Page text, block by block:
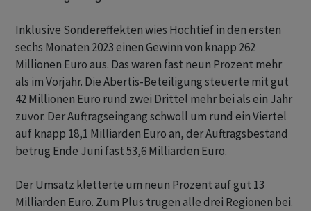
Inklusive Sondereffekten wies Hochtief in den ersten
sechs Monaten 2023 einen Gewinn von knapp 262
Millionen Euro aus. Das waren fast neun Prozent mehr
als im Vorjahr. Die Abertis-Beteiligung steuerte mit gut
42 Millionen Euro rund zwei Drittel mehr bei als ein Jahr
zuvor. Der Auftragseingang schwoll um rund ein Viertel
auf knapp 18,1 Milliarden Euro an, der Auftragsbestand
betrug Ende Juni fast 53,6 Milliarden Euro.
Der Umsatz kletterte um neun Prozent auf gut 13
Milliarden Euro. Zum Plus trugen alle drei Regionen bei.